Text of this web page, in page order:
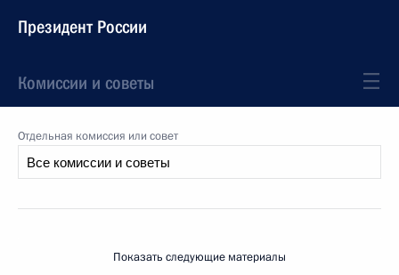
Президент России
Комиссии и советы
Отдельная комиссия или совет
Показать следующие материалы